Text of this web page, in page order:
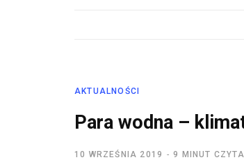
AKTUALNOŚCI
Para wodna –
10 WRZEŚNIA 2019 9 MINUT